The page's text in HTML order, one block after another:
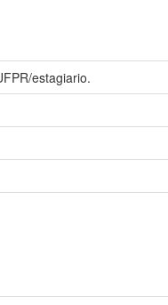
estagiario.